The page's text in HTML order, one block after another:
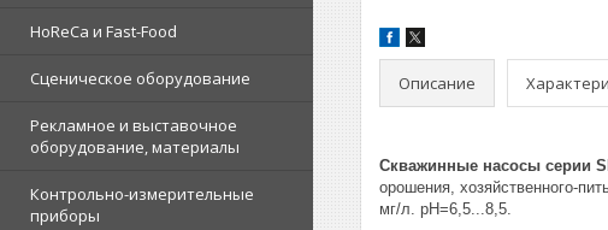
HoReCa и Fast-Food
Сценическое оборудование
Рекламное и выставочное
оборудование, материалы
Контрольно-измерительные
приборы
Описание
Скважинные насосы серии
орошения, хозяйственного-
мг/л. рН=6,5...8,5.